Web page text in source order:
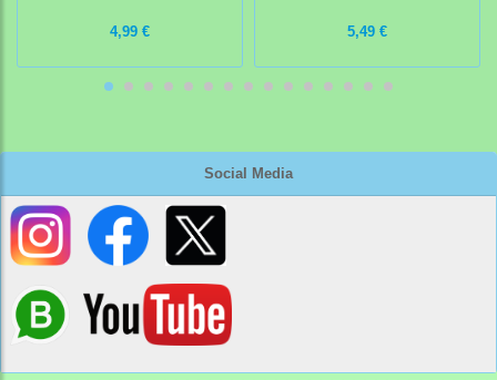
Social Media
4,99 € 5,49 €